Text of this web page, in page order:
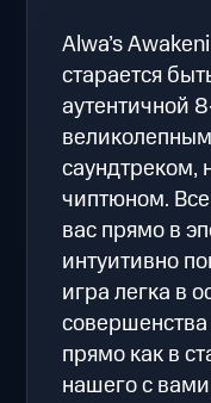
Alwa’s
старается
аутентичной
чиптюном.
вас прямо в
интуитивно
игра легка в
прямо как в
нашего с